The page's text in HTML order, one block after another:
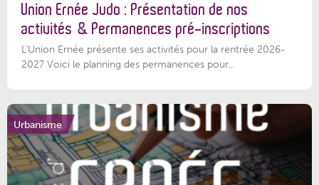
Union Ernée Judo : Présentation de nos
activités & Permanences pré-inscriptions
L'Union Ernée présente ses activités pour la rentrée 2026-
2027 Voici le planning des permanences pour...
Urbanisme